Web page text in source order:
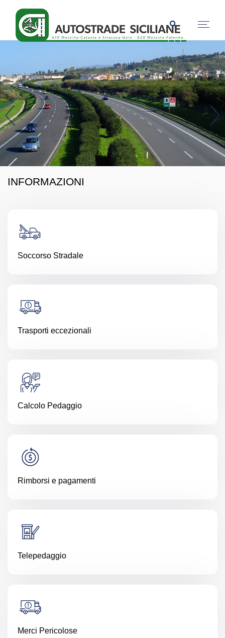
INFORMAZIONI
Soccorso Stradale
Trasporti eccezionali
Calcolo Pedaggio
Rimborsi e pagamenti
Telepedaggio
Merci Pericolose